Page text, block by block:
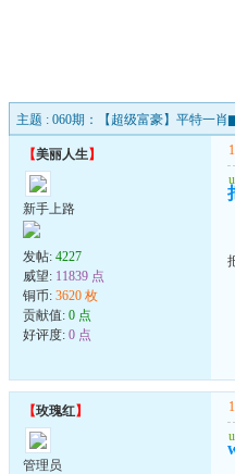
主题 : 060期：【超级富豪】平特一
【美丽人生】
新手上路
发帖: 4227
威望: 11839 点
铜币: 3620 枚
贡献值: 0 点
好评度: 0 点
u
【玫瑰红】
管理员
u